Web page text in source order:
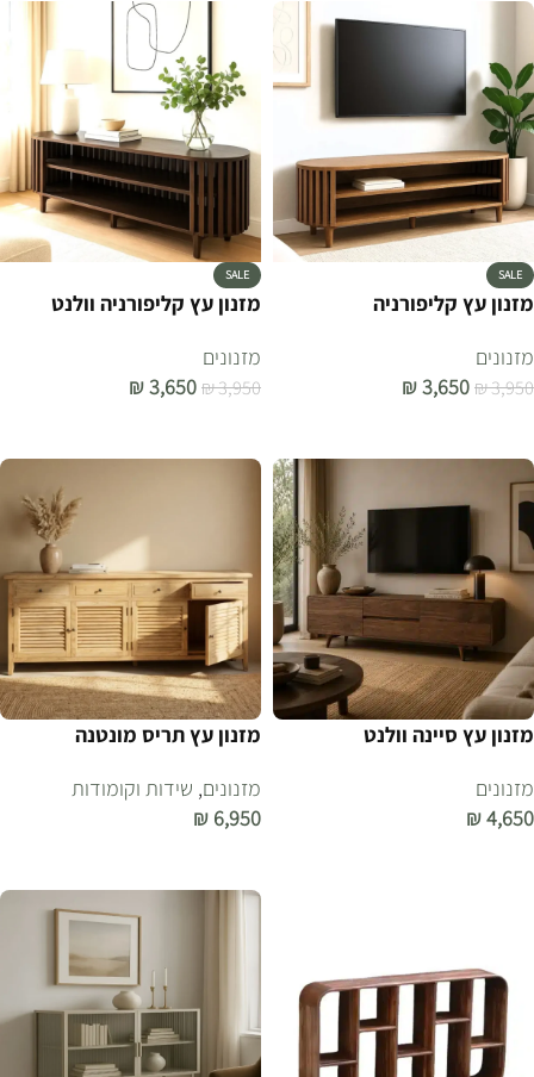
SALE
מזנון עץ קליפורניה
מזנונים
₪3,950
₪3,650
SALE
מזנון עץ קליפורניה וולנט
מזנונים
₪3,950
₪3,650
מזנון עץ סיינה וולנט
מזנונים
₪4,650
מזנון עץ תריס מונטנה
מזנונים, שידות וקומודות
₪ 6,950